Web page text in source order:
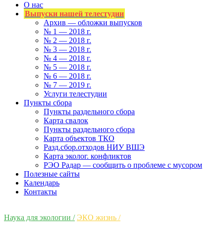
О нас
Выпуски нашей телестудии
Архив — обложки выпусков
№ 1 — 2018 г.
№ 2 — 2018 г.
№ 3 — 2018 г.
№ 4 — 2018 г.
№ 5 — 2018 г.
№ 6 — 2018 г.
№ 7 — 2019 г.
Услуги телестудии
Пункты сбора
Пункты раздельного сбора
Карта свалок
Пункты раздельного сбора
Карта объектов ТКО
Разд.сбор.отходов НИУ ВШЭ
Карта эколог. конфликтов
РЭО Радар — сообщить о проблеме с мусором
Полезные сайты
Календарь
Контакты
Наука для экологии / ЭКО жизнь /